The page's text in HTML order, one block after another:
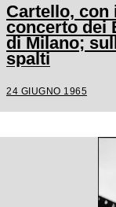
Cartello,
concerto dei
di Milano;
spalti
24 GIUGNO 1965